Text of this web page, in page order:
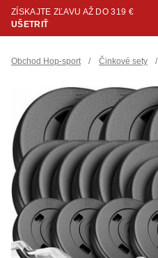
ZÍSKAJTE ZĽAVU AŽ DO 319 €
UŠETRIŤ
Obchod Hop-sport / Činkové sety /